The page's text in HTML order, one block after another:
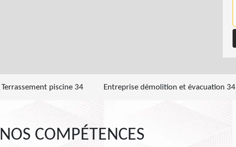
Terrassement piscine 34 Entreprise démolition et évacuation 34
NOS COMPÉTENCES